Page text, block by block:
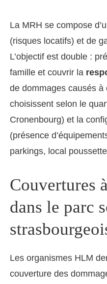
La MRH se compose
(risques locatifs) et de
L’objectif est double :
famille et couvrir la
de dommages causés
choisissent selon le
Cronenbourg) et la
(présence
parkings, local
Couvertures
dans le parc
Les organismes HLM
couverture des